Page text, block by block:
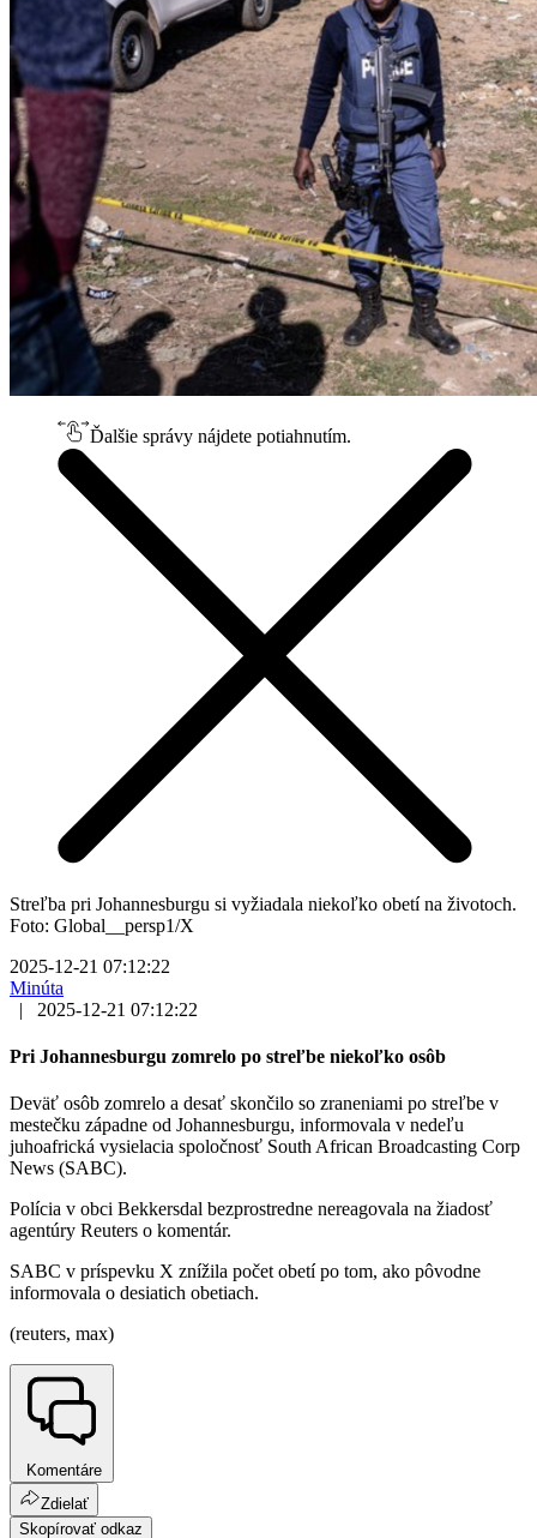
Ďalšie správy nájdete potiahnutím.
Streľba pri Johannesburgu si vyžiadala niekoľko obetí na životoch.
Foto: Global__persp1/X
2025-12-21 07:12:22
Minúta
|
2025-12-21 07:12:22
Pri Johannesburgu zomrelo po streľbe niekoľko osôb
Deväť osôb zomrelo a desať skončilo so zraneniami po streľbe v
mestečku západne od Johannesburgu, informovala v nedeľu
juhoafrická vysielacia spoločnosť South African Broadcasting Corp
News (SABC).
Polícia v obci Bekkersdal bezprostredne nereagovala na žiadosť
agentúry Reuters o komentár.
SABC v príspevku X znížila počet obetí po tom, ako pôvodne
informovala o desiatich obetiach.
(reuters, max)
Komentáre
Zdielať
Skopírovať odkaz